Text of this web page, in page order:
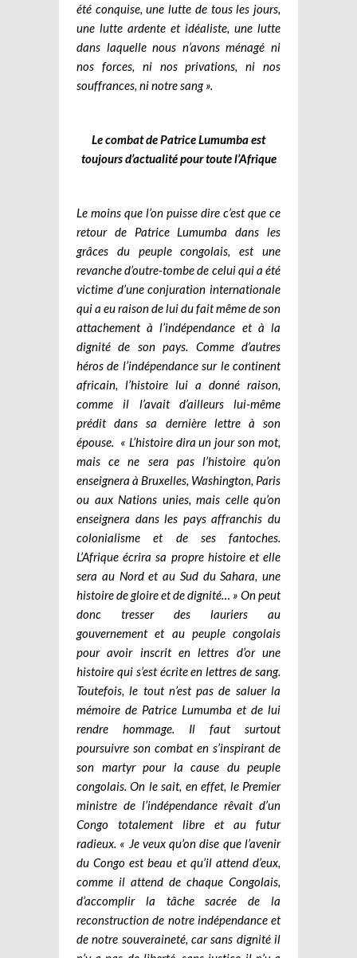
été conquise, une lutte de tous les jours,
une lutte ardente et idéaliste, une lutte
dans laquelle nous n’avons ménagé ni
nos forces, ni nos privations, ni nos
souffrances, ni notre sang ».
Le combat de Patrice Lumumba est
toujours d’actualité pour toute l’Afrique
Le moins que l’on puisse dire c’est que ce
retour de Patrice Lumumba dans les
grâces du peuple congolais, est une
revanche d’outre-tombe de celui qui a été
victime d’une conjuration internationale
qui a eu raison de lui du fait même de son
attachement à l’indépendance et à la
dignité de son pays. Comme d’autres
héros de l’indépendance sur le continent
africain, l’histoire lui a donné raison,
comme il l’avait d’ailleurs lui-même
prédit dans sa dernière lettre à son
épouse. « L’histoire dira un jour son mot,
mais ce ne sera pas l’histoire qu’on
enseignera à Bruxelles, Washington, Paris
ou aux Nations unies, mais celle qu’on
enseignera dans les pays affranchis du
colonialisme et de ses fantoches.
L’Afrique écrira sa propre histoire et elle
sera au Nord et au Sud du Sahara, une
histoire de gloire et de dignité… » On peut
donc tresser des lauriers au
gouvernement et au peuple congolais
pour avoir inscrit en lettres d’or une
histoire qui s’est écrite en lettres de sang.
Toutefois, le tout n’est pas de saluer la
mémoire de Patrice Lumumba et de lui
rendre hommage. Il faut surtout
poursuivre son combat en s’inspirant de
son martyr pour la cause du peuple
congolais. On le sait, en effet, le Premier
ministre de l’indépendance rêvait d’un
Congo totalement libre et au futur
radieux. « Je veux qu’on dise que l’avenir
du Congo est beau et qu’il attend d’eux,
comme il attend de chaque Congolais,
d’accomplir la tâche sacrée de la
reconstruction de notre indépendance et
de notre souveraineté, car sans dignité il